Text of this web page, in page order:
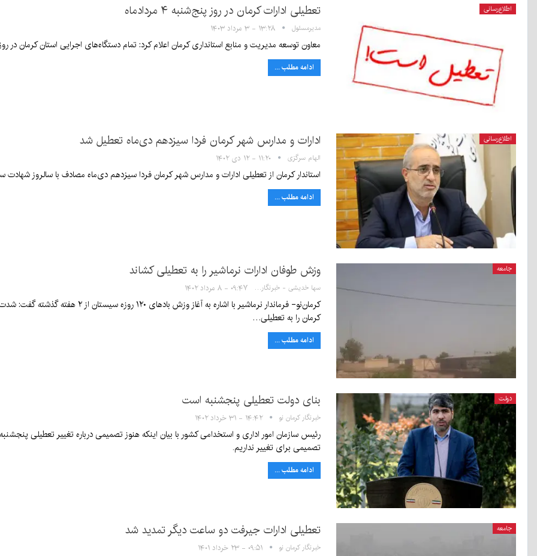
اطلاع‌رسانی تعطیلی ادارات کرمان در روز پنج‌شنبه ۴ مردادماه
مدیرمسئول ۱۳:۲۸ - ۳ مرداد ۱۴۰۳
معاون توسعه مدیریت و منابع استانداری کرمان اعلام کرد: تمام دستگاه‌های اجرایی استان کرمان در روز پنج‌شنبه ۴ مردادماه جاری
ادامه مطلب ...
اطلاع‌رسانی ادارات و مدارس شهر کرمان فردا سیزدهم دی‌ماه تعطیل شد
الهام سرگزی ۱۱:۲۰ - ۱۲ دی ۱۴۰۲
استاندار کرمان از تعطیلی ادارات و مدارس شهر کرمان فردا سیزدهم دی‌ماه مصادف با سالروز شهادت
ادامه مطلب ...
جامعه وزش طوفان ادارات نرماشیر را به تعطیلی کشاند
سها خدیشی - خبرنگار ۰۹:۴۷ - ۸ مرداد ۱۴۰۲
کرمان‌نو- فرماندار نرماشیر با اشاره
کرمان را به تعطیلی…
ادامه مطلب ...
دولت بنای دولت تعطیلی پنجشنبه است
خبرنگار کرمان نو ۱۴:۴۲ - ۳۱ خرداد ۱۴۰۲
رئیس سازمان امور اداری و استخدامی کشور با بیان اینکه هنوز تصمیمی درباره تغییر تعطیلی
تصمیمی برای تغییر نداریم.
ادامه مطلب ...
جامعه تعطیلی ادارات جیرفت دو ساعت دیگر تمدید شد
خبرنگار کرمان نو ۰۹:۵۱ - ۲۳ خرداد ۱۴۰۱